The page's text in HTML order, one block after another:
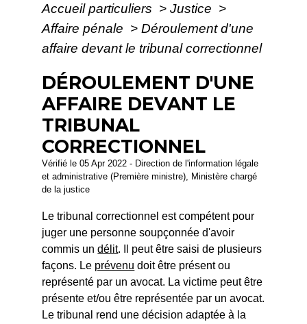
Accueil particuliers > Justice >
Affaire pénale > Déroulement d'une
affaire devant le tribunal correctionnel
DÉROULEMENT D'UNE
AFFAIRE DEVANT LE
TRIBUNAL
CORRECTIONNEL
Vérifié le 05 Apr 2022 - Direction de l'information légale
et administrative (Première ministre), Ministère chargé
de la justice
Le tribunal correctionnel est compétent pour
juger une personne soupçonnée d'avoir
commis undélit. Il peut être saisi de plusieurs
façons. Le prévenu doit être présent ou
représenté par un avocat. La victime peut être
présente et/ou être représentée par un avocat.
Le tribunal rend une décision adaptée à la